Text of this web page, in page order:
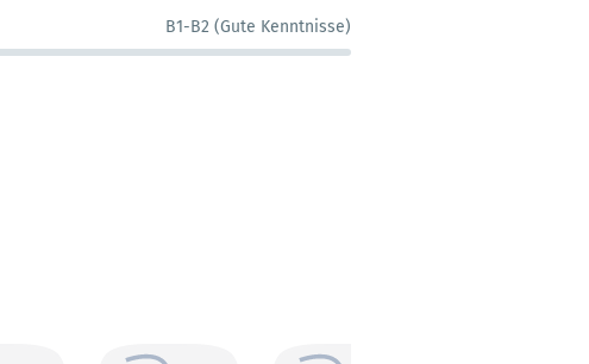
B1-B2 (Gute Kenntnisse)